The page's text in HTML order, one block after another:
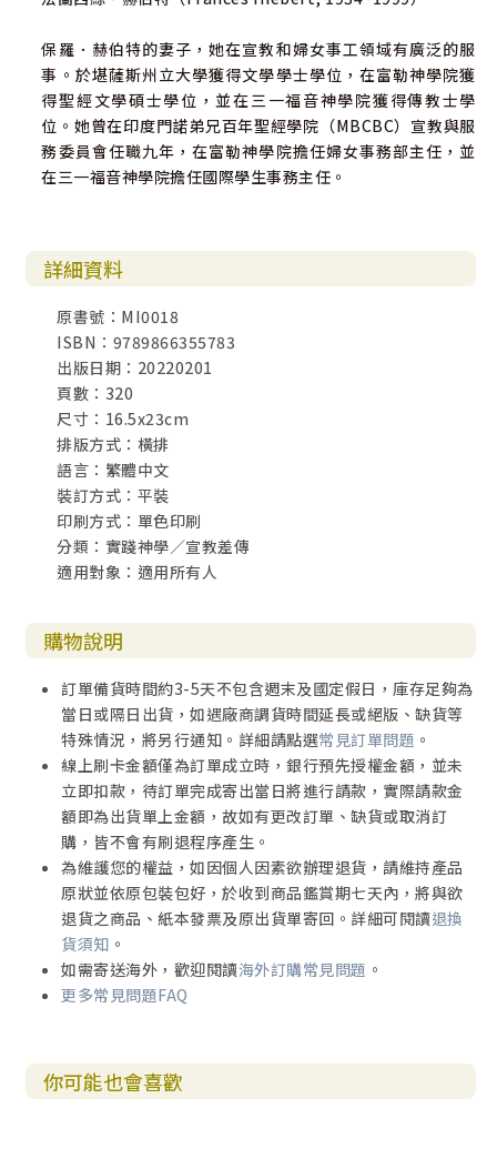
保羅．赫伯特的妻子，她在宣教和婦女事工領域有廣泛的服
事。於堪薩斯州立大學獲得文學學士學位，在富勒神學院獲
得聖經文學碩士學位，並在三一福音神學院獲得傳教士學
位。她曾在印度門諾弟兄百年聖經學院（MBCBC）宣教與服
務委員會任職九年，在富勒神學院擔任婦女事務部主任，並
在三一福音神學院擔任國際學生事務主任。
詳細資料
原書號：MI0018
ISBN：9789866355783
出版日期：20220201
頁數：320
尺寸：16.5x23cm
排版方式：橫排
語言：繁體中文
裝訂方式：平裝
印刷方式：單色印刷
分類：實踐神學／宣教差傳
適用對象：適用所有人
購物說明
訂單備貨時間約3-5天不包含週末及國定假日，庫存足夠為
當日或隔日出貨，如遇廠商調貨時間延長或絕版、缺貨等
特殊情況，將另行通知。詳細請點選常見訂單問題 。
線上刷卡金額僅為訂單成立時，銀行預先授權金額，並未
立即扣款，待訂單完成寄出當日將進行請款，實際請款金
額即為出貨單上金額，故如有更改訂單、缺貨或取消訂
購，皆不會有刷退程序產生。
為維護您的權益，如因個人因素欲辦理退貨，請維持產品
原狀並依原包裝包好，於收到商品鑑賞期七天內，將與欲
退貨之商品、紙本發票及原出貨單寄回。詳細可閱讀退換
貨須知 。
如需寄送海外，歡迎閱讀海外訂購常見問題 。
更多常見問題FAQ
你可能也會喜歡